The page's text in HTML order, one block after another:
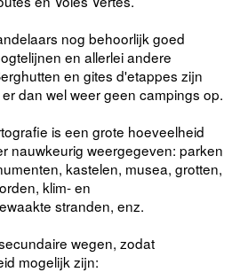
nog behoorlijk goed
en allerlei andere
en gites d'etappes zijn
dan wel weer geen campings op.
is een grote hoeveelheid
nauwkeurig weergegeven: parken
kastelen, musea, grotten,
klim- en
stranden, enz.
wegen, zodat
mogelijk zijn: